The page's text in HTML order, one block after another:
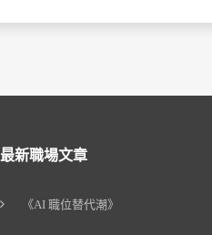
最新職場文章
《AI 職位替代潮》